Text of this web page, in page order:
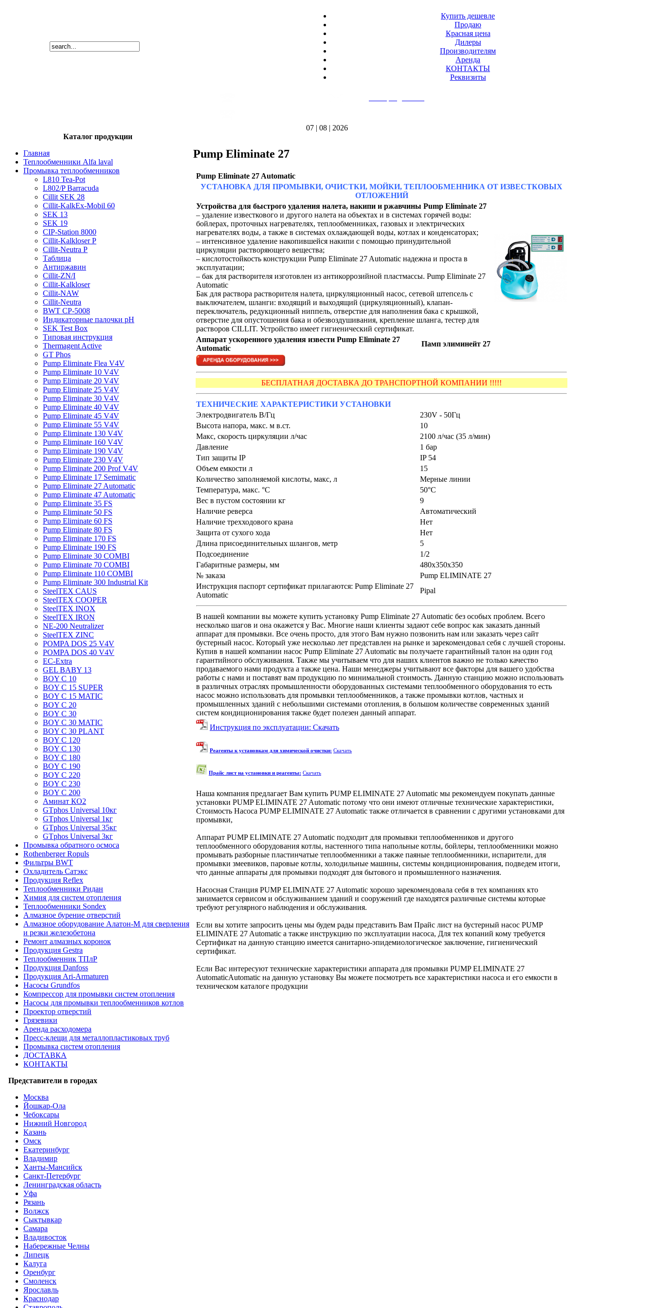
Купить дешевле
Продаю
Красная цена
Дилеры
Производителям
Аренда
КОНТАКТЫ
Реквизиты
07 | 08 | 2026
Каталог продукции
Главная
Теплообменники Alfa laval
Промывка теплообменников
L810 Tea-Pot
L802/P Barracuda
Cillit SEK 28
Cillit-KalkEx-Mobil 60
SEK 13
SEK 19
CIP-Station 8000
Cillit-Kalkloser P
Cillit-Neutra P
Таблица
Антиржавин
Cillit-ZN/I
Cillit-Kalkloser
Cillit-NAW
Cillit-Neutra
BWT CP-5008
Индикаторные палочки pH
SEK Test Box
Типовая инструкция
Thermagent Active
GT Phos
Pump Eliminate Flea V4V
Pump Eliminate 10 V4V
Pump Eliminate 20 V4V
Pump Eliminate 25 V4V
Pump Eliminate 30 V4V
Pump Eliminate 40 V4V
Pump Eliminate 45 V4V
Pump Eliminate 55 V4V
Pump Eliminate 130 V4V
Pump Eliminate 160 V4V
Pump Eliminate 190 V4V
Pump Eliminate 230 V4V
Pump Eliminate 200 Prof V4V
Pump Eliminate 17 Semimatic
Pump Eliminate 27 Automatic
Pump Eliminate 47 Automatic
Pump Eliminate 35 FS
Pump Eliminate 50 FS
Pump Eliminate 60 FS
Pump Eliminate 80 FS
Pump Eliminate 170 FS
Pump Eliminate 190 FS
Pump Eliminate 30 COMBI
Pump Eliminate 70 COMBI
Pump Eliminate 110 COMBI
Pump Eliminate 300 Industrial Kit
SteelTEX CAUS
SteelTEX COOPER
SteelTEX INOX
SteelTEX IRON
NE-200 Neutralizer
SteelTEX ZINC
POMPA DOS 25 V4V
POMPA DOS 40 V4V
EC-Extra
GEL BABY 13
BOY C 10
BOY C 15 SUPER
BOY C 15 MATIC
BOY C 20
BOY C 30
BOY C 30 MATIC
BOY C 30 PLANT
BOY C 120
BOY C 130
BOY C 180
BOY C 190
BOY C 220
BOY C 230
BOY C 200
Аминат КО­2
GTphos Universal 10кг
GTphos Universal 1кг
GTphos Universal 35кг
GTphos Universal 3кг
Промывка обратного осмоса
Rothenberger Ropuls
Фильтры BWT
Охладитель Сатэкс
Продукция Reflex
Теплообменники Ридан
Химия для систем отопления
Теплообменники Sondex
Алмазное бурение отверстий
Алмазное оборудование Алатон-М для сверления
и резки железобетона
Ремонт алмазных коронок
Продукция Gestra
Теплообменник ТПлР
Продукция Danfoss
Продукция Ari-Armaturen
Насосы Grundfos
Компрессор для промывки систем отопления
Насосы для промывки теплообменников котлов
Проектор отверстий
Грязевики
Аренда расходомера
Пресс-клещи для металлопластиковых труб
Промывка систем отопления
ДОСТАВКА
КОНТАКТЫ
Представители в городах
Москва
Йошкар-Ола
Чебоксары
Нижний Новгород
Казань
Омск
Екатеринбург
Владимир
Ханты-Мансийск
Санкт-Петербург
Ленинградская область
Уфа
Рязань
Волжск
Сыктывкар
Самара
Владивосток
Набережные Челны
Липецк
Калуга
Оренбург
Смоленск
Ярославль
Краснодар
Pump Eliminate 27
Pump Eliminate 27 Automatic
УСТАНОВКА ДЛЯ ПРОМЫВКИ, ОЧИСТКИ, МОЙКИ, ТЕПЛООБМЕННИКА ОТ ИЗВЕСТКОВЫХ
ОТЛОЖЕНИЙ
Устройства для быстрого удаления налета, накипи и ржавчины Pump Eliminate 27
– удаление известкового и другого налета на объектах и в системах горячей воды:
бойлерах, проточных нагревателях, теплообменниках, газовых и электрических
нагревателях воды, а также в системах охлаждающей воды, котлах и конденсаторах;
– интенсивное удаление накопившейся накипи с помощью принудительной
циркуляции растворяющего вещества;
– кислотостойкость конструкции Pump Eliminate 27 Automatic надежна и проста в
эксплуатации;
– бак для растворителя изготовлен из антикоррозийной пластмассы. Pump Eliminate 27
Automatic
Бак для раствора растворителя налета, циркуляционный насос, сетевой штепсель с
выключателем, шланги: входящий и выходящий (циркуляционный), клапан-
переключатель, редукционный ниппель, отверстие для наполнения бака с крышкой,
отверстие для опустошения бака и обезвоздушивания, крепление шланга, тестер для
растворов CILLIT. Устройство имеет гигиенический сертификат.
Аппарат ускоренного удаления извести Pump Eliminate 27
Automatic
Памп элиминейт 27
БЕСПЛАТНАЯ ДОСТАВКА ДО ТРАНСПОРТНОЙ КОМПАНИИ !!!!!
ТЕХНИЧЕСКИЕ ХАРАКТЕРИСТИКИ УСТАНОВКИ
Электродвигатель В/Гц
230V - 50Гц
Высота напора, макс. м в.ст.
10
Макс, скорость циркуляции л/час
2100 л/час (35 л/мин)
Давление
1 бар
Тип защиты IP
IP 54
Объем емкости л
15
Количество заполняемой кислоты, макс, л
Мерные линии
Температура, макс. °С
50°C
Вес в пустом состоянии кг
9
Наличие реверса
Автоматический
Наличие трехходового крана
Нет
Защита от сухого хода
Нет
Длина присоединительных шлангов, метр
5
Подсоединение
1/2
Габаритные размеры, мм
480х350х350
№ заказа
Pump ELIMINATE 27
Инструкция паспорт сертификат прилагаются: Pump Eliminate 27
Automatic
Pipal
В нашей компании вы можете купить установку Pump Eliminate 27 Automatic без особых проблем. Всего
несколько шагов и она окажется у Вас. Многие наши клиенты задают себе вопрос как заказать данный
аппарат для промывки. Все очень просто, для этого Вам нужно позвонить нам или заказать через сайт
бустерный насос. Который уже несколько лет представлен на рынке и зарекомендовал себя с лучшей стороны.
Купив в нашей компании насос Pump Eliminate 27 Automatic вы получаете гарантийный талон на один год
гарантийного обслуживания. Также мы учитываем что для наших клиентов важно не только качество
продаваемого нами продукта а также цена. Наши менеджеры учитывают все факторы для вашего удобства
работы с нами и поставят вам продукцию по минимальной стоимость. Данную станцию можно использовать
в различных отраслях промышленности оборудованных системами теплообменного оборудования то есть
насос можно использовать для промывки теплообменников, а также промывки котлов, частных и
промышленных зданий с небольшими системами отопления, в большом количестве современных зданий
систем кондиционирования также будет полезен данный аппарат.
Инструкция по эксплуатации: Скачать
Реагенты к установкам для химической очистки: Скачать
Прайс лист на установки и реагенты: Скачать
Наша компания предлагает Вам купить PUMP ELIMINATE 27 Automatic мы рекомендуем покупать данные
установки PUMP ELIMINATE 27 Automatic потому что они имеют отличные технические характеристики,
Стоимость Насоса PUMP ELIMINATE 27 Automatic также отличается в сравнении с другими установками для
промывки,
Аппарат PUMP ELIMINATE 27 Automatic подходит для промывки теплообменников и другого
теплообменного оборудования котлы, настенного типа напольные котлы, бойлеры, теплообменники можно
промывать разборные пластинчатые теплообменники а также паяные теплообменники, испарители, для
промывки змеевиков, паровые котлы, холодильные машины, системы кондиционирования, подведем итоги,
что данные аппараты для промывки подходят для бытового и промышленного назначения.
Насосная Станция PUMP ELIMINATE 27 Automatic хорошо зарекомендовала себя в тех компаниях кто
занимается сервисом и обслуживанием зданий и сооружений где находятся различные системы которые
требуют регулярного наблюдения и обслуживания.
Если вы хотите запросить цены мы будем рады представить Вам Прайс лист на бустерный насос PUMP
ELIMINATE 27 Automatic а также инструкцию по эксплуатации насоса, Для тех копаний кому требуется
Сертификат на данную станцию имеется санитарно-эпидемиологическое заключение, гигиенический
сертификат.
Если Вас интересуют технические характеристики аппарата для промывки PUMP ELIMINATE 27
AutomaticAutomatic на данную установку Вы можете посмотреть все характеристики насоса и его емкости в
техническом каталоге продукции